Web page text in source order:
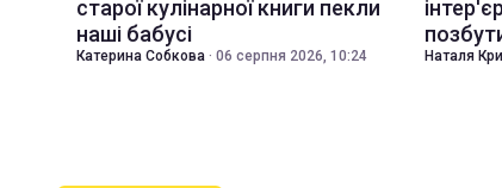
старої кулінарної книги пекли
наші бабусі
Катерина Собкова · 06 серпня 2026, 10:24 Наталя